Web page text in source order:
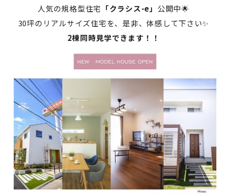
人気の規格型住宅 「クラシス-e」 公開中🌟
30坪のリアルサイズ住宅を、是非、体感して下さい✨
2棟同時見学できます！！